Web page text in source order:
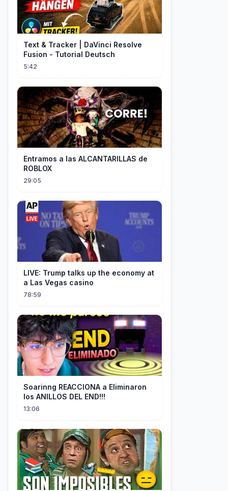
Text & Tracker | DaVinci Resolve
Fusion - Tutorial Deutsch
5:42
Entramos a las ALCANTARILLAS de
ROBLOX
29:05
LIVE: Trump talks up the economy at
a Las Vegas casino
78:59
Soarinng REACCIONA a Eliminaron
los ANILLOS DEL END!!!
13:06